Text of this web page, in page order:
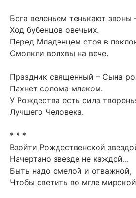
Бога веленьем тенькают звоны
Ход бубенцов овечьих.
Перед Младенцем стоя в
Смолкли волхвы на вече.
Праздник священный – Сына
Пахнет солома млеком.
У Рождества есть сила
Лучшего Человека.
* * *
Взойти Рождественской
Начертано звезде не каждой...
Быть надо смелой и отважной,
Чтобы светить во мгле